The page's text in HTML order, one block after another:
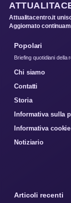
Attualitacentro.it
Aggiornato
Popolari
Briefing quotidiani
Chi siamo
Contatti
Storia
Informativa sulla
Informativa cookie
Notiziario
Articoli recenti